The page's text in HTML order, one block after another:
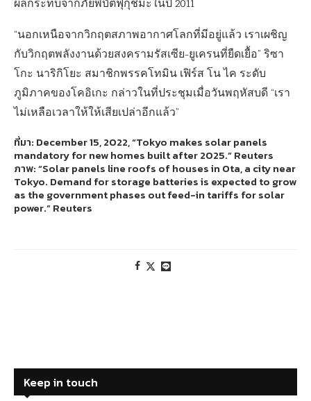
ผลกระทบจากภัยพิบัติฟุกุชิมะในปี 2011
“นอกเหนือจากวิกฤตสภาพอากาศโลกที่มีอยู่แล้ว เราเผชิญ
กับวิกฤตพลังงานด้วยสงครามรัสเซีย-ยูเครนที่ยืดเยื้อ” ริซา
โกะ นาริกิโยะ สมาชิกพรรคโทมิน เฟิร์ส โน ไค ระดับ
ภูมิภาคของโคอิเกะ กล่าวในที่ประชุมเมื่อวันพฤหัสบดี “เรา
ไม่เหลือเวลาให้ให้เสียเปล่าอีกแล้ว”
ที่มา: December 15, 2022, “Tokyo makes solar panels
mandatory for new homes built after 2025.” Reuters
ภาพ: “Solar panels line roofs of houses in Ota, a city near
Tokyo. Demand for storage batteries is expected to grow
as the government phases out feed-in tariffs for solar
power.” Reuters
Keep in touch